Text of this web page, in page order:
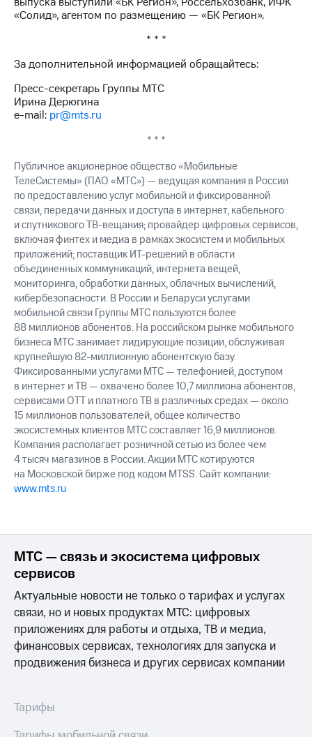
аудит
Описание
приобретения
Порядок
выкупа
облигаций
Описание
Еврооблигации-2023
Уведомление
о
погашении
именных
облигаций
Другое
Регистратор
Реквизиты
Контакты
развитие
деловая этика
На главную
«Солид», агентом по размещению — «БК Регион».
* * *
За дополнительной информацией обращайтесь:
Пресс-секретарь Группы МТС
Ирина Дерюгина
e-mail: pr@mts.ru
* * *
Публичное акционерное общество «Мобильные
ТелеСистемы» (ПАО «МТС») — ведущая компания в России
по предоставлению услуг мобильной и фиксированной
связи, передачи данных и доступа в интернет, кабельного
и спутникового ТВ-вещания; провайдер цифровых сервисов,
включая финтех и медиа в рамках экосистем и мобильных
приложений; поставщик ИТ-решений в области
объединенных коммуникаций, интернета вещей,
мониторинга, обработки данных, облачных вычислений,
кибербезопасности. В России и Беларуси услугами
мобильной связи Группы МТС пользуются более
88 миллионов абонентов. На российском рынке мобильного
бизнеса МТС занимает лидирующие позиции, обслуживая
крупнейшую 82-миллионную абонентскую базу.
Фиксированными услугами МТС — телефонией, доступом
в интернет и ТВ — охвачено более 10,7 миллиона абонентов,
сервисами OTT и платного ТВ в различных средах — около
15 миллионов пользователей, общее количество
экосистемных клиентов МТС составляет 16,9 миллионов.
Компания располагает розничной сетью из более чем
4 тысяч магазинов в России. Акции МТС котируются
на Московской бирже под кодом MTSS. Сайт компании:
www.mts.ru
МТС — связь и экосистема цифровых
сервисов
Актуальные новости не только о тарифах и услугах
связи, но и новых продуктах МТС: цифровых
приложениях для работы и отдыха, ТВ и медиа,
финансовых сервисах, технологиях для запуска и
продвижения бизнеса и других сервисах компании
Тарифы